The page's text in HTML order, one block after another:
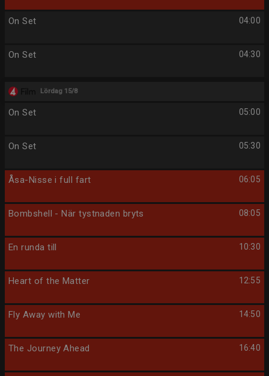
04:00
On Set
04:30
On Set
Lördag 15/8
05:00
On Set
05:30
On Set
06:05
Åsa-Nisse i full fart
08:05
Bombshell - När tystnaden bryts
10:30
En runda till
12:55
Heart of the Matter
14:50
Fly Away with Me
16:40
The Journey Ahead